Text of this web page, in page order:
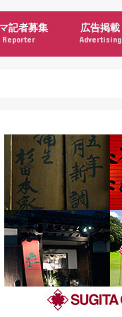
記者募集
Reporter
広告掲載
Advertising